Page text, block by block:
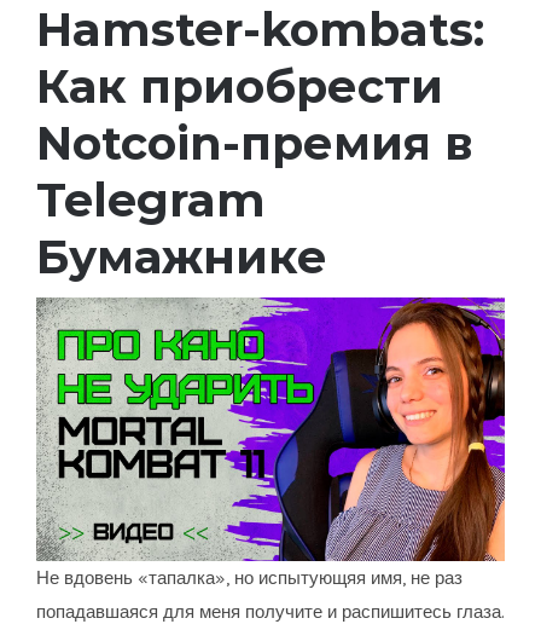
Hamster-kombats:
Как приобрести
Notcoin-премия в
Telegram
Бумажнике
Не вдовень «тапалка», но испытующяя имя, не раз
попадавшаяся для меня получите и распишитесь глаза.